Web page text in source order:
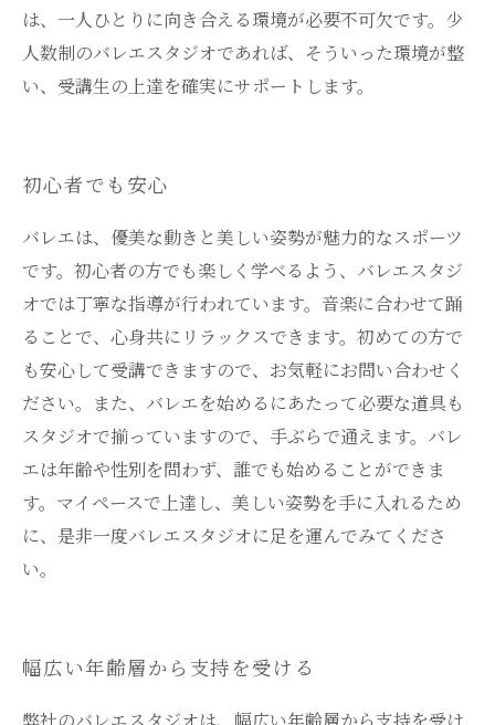
は、一人ひとりに向き合える環境が必要不可欠です。少
人数制のバレエスタジオであれば、そういった環境が整
い、受講生の上達を確実にサポートします。
初心者でも安心
バレエは、優美な動きと美しい姿勢が魅力的なスポーツ
です。初心者の方でも楽しく学べるよう、バレエスタジ
オでは丁寧な指導が行われています。音楽に合わせて踊
ることで、心身共にリラックスできます。初めての方で
も安心して受講できますので、お気軽にお問い合わせく
ださい。また、バレエを始めるにあたって必要な道具も
スタジオで揃っていますので、手ぶらで通えます。バレ
エは年齢や性別を問わず、誰でも始めることができま
す。マイペースで上達し、美しい姿勢を手に入れるため
に、是非一度バレエスタジオに足を運んでみてくださ
い。
幅広い年齢層から支持を受ける